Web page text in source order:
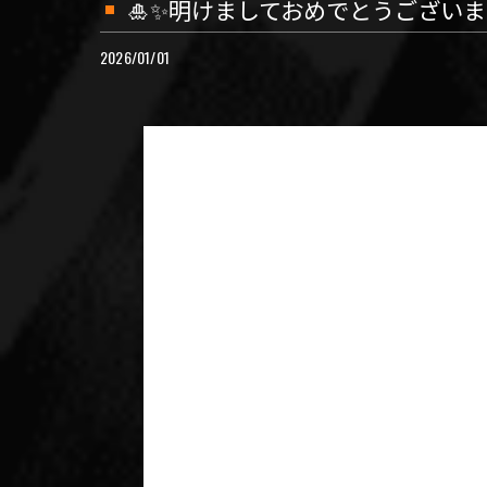
🎍✨明けましておめでとうござい
2026/01/01